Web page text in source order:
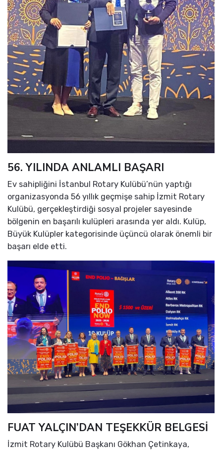
56. YILINDA ANLAMLI BAŞARI
Ev sahipliğini İstanbul Rotary Kulübü’nün yaptığı
organizasyonda 56 yıllık geçmişe sahip İzmit Rotary
Kulübü, gerçekleştirdiği sosyal projeler sayesinde
bölgenin en başarılı kulüpleri arasında yer aldı. Kulüp,
Büyük Kulüpler kategorisinde üçüncü olarak önemli bir
başarı elde etti.
FUAT YALÇIN’DAN TEŞEKKÜR BELGESİ
İzmit Rotary Kulübü Başkanı Gökhan Çetinkaya,